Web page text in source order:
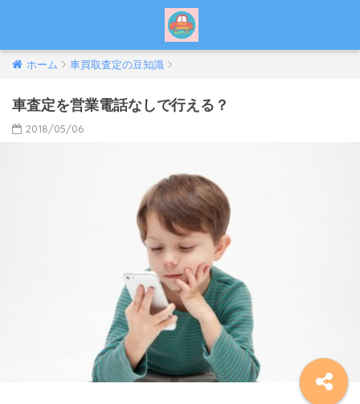
ホーム 車買取査定の豆知識
車査定を営業電話なしで行える？
2018/05/06